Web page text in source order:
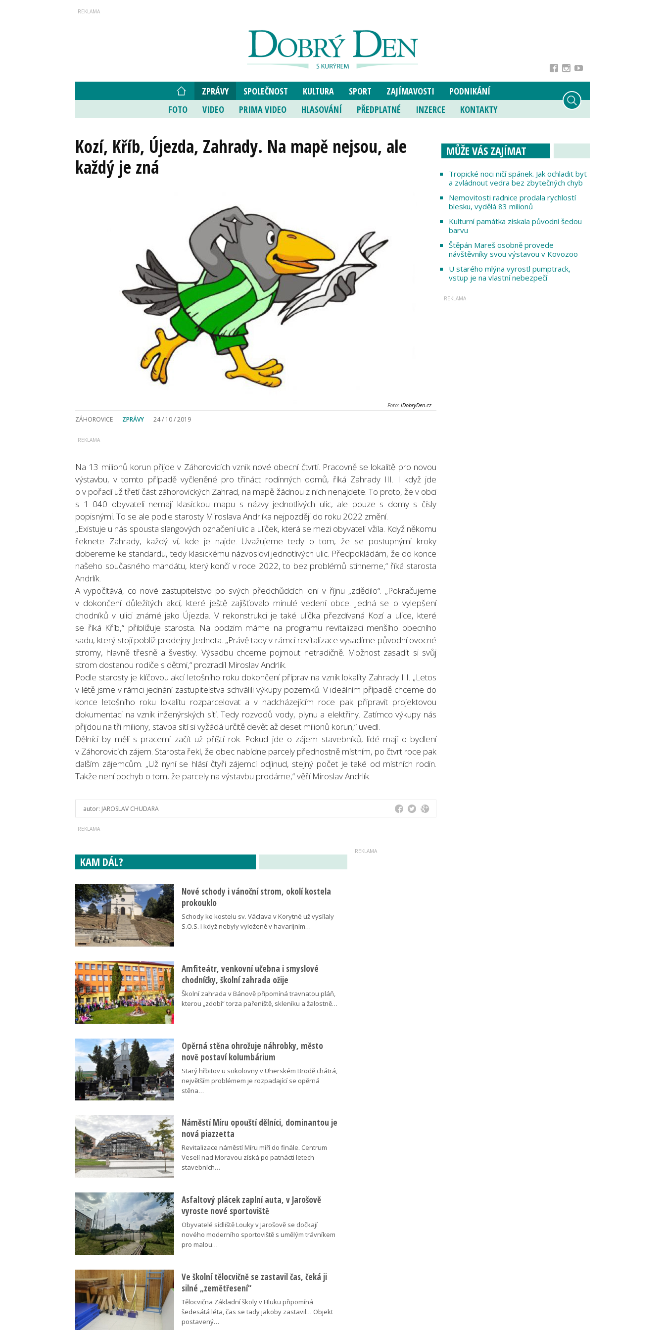
ZPRÁVY SPOLEČNOST KULTURA SPORT ZAJÍMAVOSTI
PODNIKÁNÍ
FOTO
VIDEO PRIMA VIDEO HLASOVÁNÍ PŘEDPLATNÉ INZERCE KONTAKTY
Kozí, Kříb, Újezda, Zahrady. Na mapě nejsou, ale
každý je zná
Foto: iDobryDen.cz
ZÁHOROVICE ZPRÁVY 24 / 10 / 2019
Na 13 milionů korun přijde v Záhorovicích vznik nové obecní čtvrti. Pracovně se lokalitě pro novou
výstavbu, v tomto případě vyčleněné pro třináct rodinných domů, říká Zahrady III. I když jde
o v pořadí už třetí část záhorovických Zahrad, na mapě žádnou z nich nenajdete. To proto, že v obci
s 1 040 obyvateli nemají klasickou mapu s názvy jednotlivých ulic, ale pouze s domy s čísly
popisnými. To se ale podle starosty Miroslava Andrlíka nejpozději do roku 2022 změní.
„Existuje u nás spousta slangových označení ulic a uliček, která se mezi obyvateli vžila. Když někomu
řeknete Zahrady, každý ví, kde je najde. Uvažujeme tedy o tom, že se postupnými kroky
dobereme ke standardu, tedy klasickému názvosloví jednotlivých ulic. Předpokládám, že do konce
našeho současného mandátu, který končí v roce 2022, to bez problémů stihneme,“ říká starosta
Andrlík.
A vypočítává, co nové zastupitelstvo po svých předchůdcích loni v říjnu „zdědilo“. „Pokračujeme
v dokončení důležitých akcí, které ještě zajišťovalo minulé vedení obce. Jedná se o vylepšení
chodníků v ulici známé jako Újezda. V rekonstrukci je také ulička přezdívaná Kozí a ulice, které
se říká Kříb,“ přibližuje starosta. Na podzim máme na programu revitalizaci menšího obecního
sadu, který stojí poblíž prodejny Jednota. „Právě tady v rámci revitalizace vysadíme původní ovocné
stromy, hlavně třesně a švestky. Výsadbu chceme pojmout netradičně. Možnost zasadit si svůj
strom dostanou rodiče s dětmi,“ prozradil Miroslav Andrlík.
Podle starosty je klíčovou akcí letošního roku dokončení příprav na vznik lokality Zahrady III. „Letos
v létě jsme v rámci jednání zastupitelstva schválili výkupy pozemků. V ideálním případě chceme do
konce letošního roku lokalitu rozparcelovat a v nadcházejícím roce pak připravit projektovou
dokumentaci na vznik inženýrských sítí. Tedy rozvodů vody, plynu a elektřiny. Zatímco výkupy nás
přijdou na tři miliony, stavba sítí si vyžádá určitě devět až deset milionů korun,“ uvedl.
Dělníci by měli s pracemi začít už příští rok. Pokud jde o zájem stavebníků, lidé mají o bydlení
v Záhorovicích zájem. Starosta řekl, že obec nabídne parcely přednostně místním, po čtvrt roce pak
dalším zájemcům. „Už nyní se hlásí čtyři zájemci odjinud, stejný počet je také od místních rodin.
Takže není pochyb o tom, že parcely na výstavbu prodáme,“ věří Miroslav Andrlík.
autor: JAROSLAV CHUDARA
MŮŽE VÁS ZAJÍMAT
Tropické noci ničí spánek. Jak ochladit byt
a zvládnout vedra bez zbytečných chyb
Nemovitosti radnice prodala rychlostí
blesku, vydělá 83 milionů
Kulturní památka získala původní šedou
barvu
Štěpán Mareš osobně provede
návštěvníky svou výstavou v Kovozoo
U starého mlýna vyrostl pumptrack,
vstup je na vlastní nebezpečí
KAM DÁL?
Nové schody i vánoční strom, okolí kostela
prokouklo
Schody ke kostelu sv. Václava v Korytné už vysílaly
S.O.S. I když nebyly vyloženě v havarijním…
Amfiteátr, venkovní učebna i smyslové
chodníčky, školní zahrada ožije
Školní zahrada v Bánově připomíná travnatou pláň,
kterou „zdobí“ torza pařeniště, skleníku a žalostně…
Opěrná stěna ohrožuje náhrobky, město
nově postaví kolumbárium
Starý hřbitov u sokolovny v Uherském Brodě chátrá,
největším problémem je rozpadající se opěrná
stěna…
Náměstí Míru opouští dělníci, dominantou je
nová piazzetta
Revitalizace náměstí Míru míří do finále. Centrum
Veselí nad Moravou získá po patnácti letech
stavebních…
Asfaltový plácek zaplní auta, v Jarošově
vyroste nové sportoviště
Obyvatelé sídliště Louky v Jarošově se dočkají
nového moderního sportoviště s umělým trávníkem
pro malou…
Ve školní tělocvičně se zastavil čas, čeká ji
silné „zemětřesení“
Tělocvična Základní školy v Hluku připomíná
šedesátá léta, čas se tady jakoby zastavil… Objekt
postavený…